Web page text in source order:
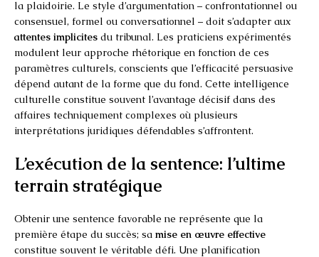
la plaidoirie. Le style d’argumentation – confrontationnel ou
consensuel, formel ou conversationnel – doit s’adapter aux
attentes implicites du tribunal. Les praticiens expérimentés
modulent leur approche rhétorique en fonction de ces
paramètres culturels, conscients que l’efficacité persuasive
dépend autant de la forme que du fond. Cette intelligence
culturelle constitue souvent l’avantage décisif dans des
affaires techniquement complexes où plusieurs
interprétations juridiques défendables s’affrontent.
L’exécution de la sentence: l’ultime
terrain stratégique
Obtenir une sentence favorable ne représente que la
première étape du succès; sa mise en œuvre effective
constitue souvent le véritable défi. Une planification